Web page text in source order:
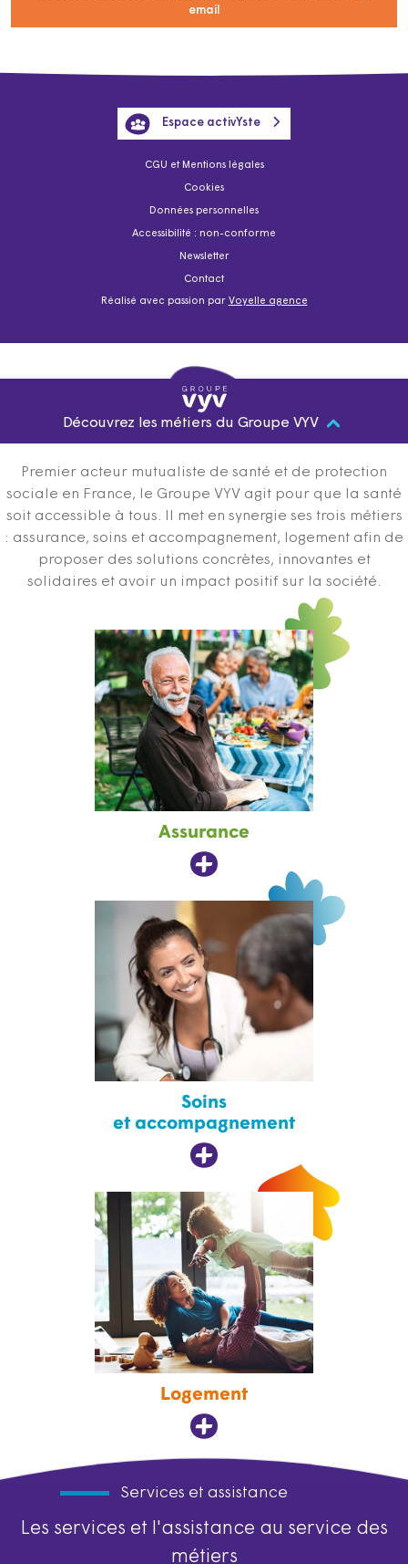
email
CGU et Mentions légales
Cookies
Données personnelles
Accessibilité : non-conforme
Newsletter
Contact
Réalisé avec passion par Voyelle agence
Espace activYste
Découvrez les métiers du Groupe VYV
Premier acteur mutualiste de santé et de protection
sociale en France, le Groupe VYV agit pour que la santé
soit accessible à tous. Il met en synergie ses trois métiers
: assurance, soins et accompagnement, logement afin de
proposer des solutions concrètes, innovantes et
solidaires et avoir un impact positif sur la société.
Assurance
Soins
et accompagnement
Logement
Services et assistance
Les services et l'assistance au service des
métiers